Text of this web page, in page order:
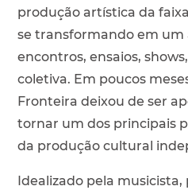
produção artística da
se transformando em um
encontros, ensaios,
coletiva. Em poucos
Fronteira deixou de ser
tornar um dos principais
da produção cultural
Idealizado pela